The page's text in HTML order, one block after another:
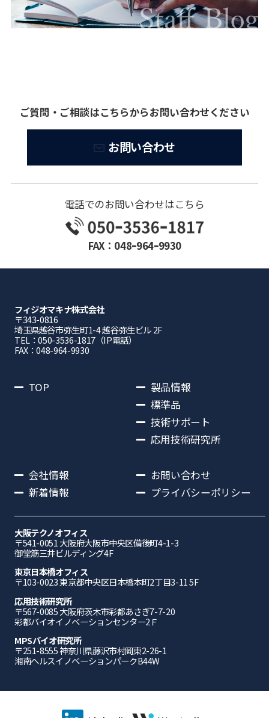
ご質問・ご相談はこちらからお問い合わせください
お問い合わせ
電話でのお問い合わせはこちら
FAX：048ｰ964ｰ9930
フィジオマキナ株式会社
〒343-0816
埼⽟県越⾕市弥⽣町1-4 越⾕弥⽣ビル 2F
TEL：050-3536-1817（IP電話）
FAX：048-964-9930
TOP
製品情報
標準品
技術サポート
応用技術研究所
会社情報
新着情報
お問い合わせ
プライバシーポリシー
大阪テクノオフィス
〒541-0051 ⼤阪府⼤阪市中央区備後町4-1-3
御堂筋三井ビルディング4F
東京日本橋オフィス
〒103-0023 東京都中央区日本橋本町2丁目3-11 5F
応⽤技術研究所
〒567-0085 ⼤阪府茨⽊市彩都あさぎ7-7-20
彩都バイオイノベーションセンター2Ｆ
MPSバイオ研究所
〒251-8555 神奈川県藤沢市村岡東2-26-1
湘南ヘルスイノベーションパークB44W